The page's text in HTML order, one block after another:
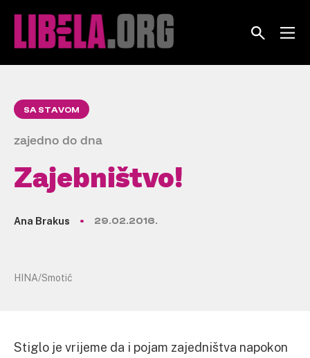
SA STAVOM
zajedno do dna
Zajebništvo!
Ana Brakus 29.02.2016.
HINA/Smotić
Stiglo je vrijeme da i pojam zajedništva napokon